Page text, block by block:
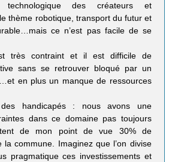
des créateurs et
thème robotique, transport du futur et
ce n’est pas facile de se
très contraint et il est difficile de
sans se retrouver bloqué par un
en plus un manque de ressources
handicapés : nous avons une
dans ce domaine pas toujours
de mon point de vue 30% de
la commune. Imaginez que l’on divise
pragmatique ces investissements et